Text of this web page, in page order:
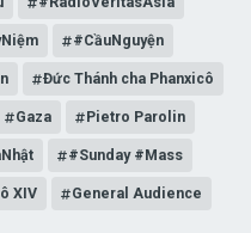
#CầuNguyện
Đức Thánh cha Phanxicô
Gaza Pietro Parolin
#Sunday #Mass
XIV General Audience